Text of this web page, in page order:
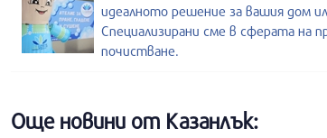
идеалното решение за вашия дом
Специализирани сме в сферата на
почистване.
Още новини от Казанлък: